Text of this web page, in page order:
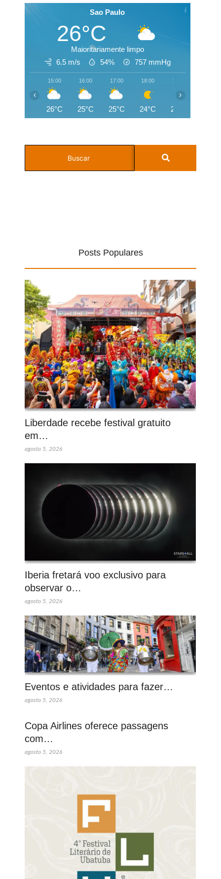
Sao Paulo
26°C
Maioritariamente limpo
6.5 m/s
54% 757 mmHg
15:00
26°C
16:00
25°C
17:00
25°C
18:00
24°C
19:00
22°C
‹ ›
Posts Populares
Liberdade recebe festival gratuito
em…
agosto 5, 2026
Iberia fretará voo exclusivo para
observar o…
agosto 5, 2026
Eventos e atividades para fazer…
agosto 5, 2026
Copa Airlines oferece passagens
com…
agosto 5, 2026